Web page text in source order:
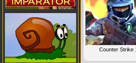
Counter Strike